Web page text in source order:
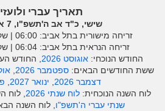
תאריך עברי
שישי, כ"ד אב ה'תשפ"ו, 7 אוגוסט 2026
זריחה מישורית בתל אביב: ‎06:00 | שקיעה מישורית: 19:33
זריחה הנראית בתל אביב: ‎06:04 | שקיעה הנראית: 19:34
החודש הנוכחי: אוגוסט 2026 , החודש
ששת החודשים הבאים:ספטמבר 2026 ,
דצמבר 2026
, ינואר 2027 ,
לוח השנה הנוכחית:לוח שנתי 2026 , לוח
שנתי עברי ה'תשפ"ו, לוח השנה